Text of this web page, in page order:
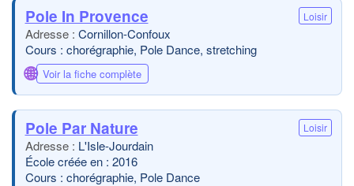
Pole In Provence Loisir
Cornillon-Confoux
Cours : chorégraphie, Pole Dance, stretching
🌐 Voir la fiche complète
Pole Par Nature Loisir
L'Isle-Jourdain
École créée en : 2016
Cours : chorégraphie, Pole Dance